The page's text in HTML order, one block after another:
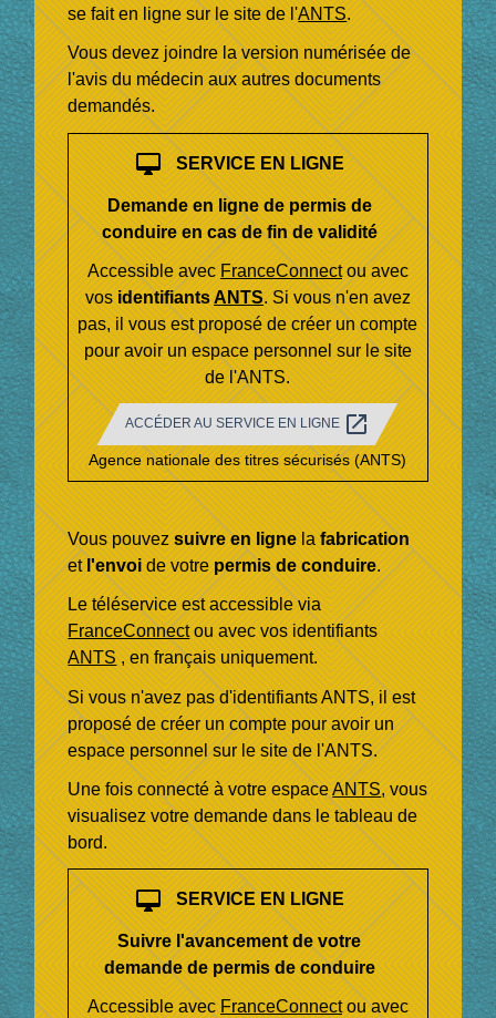
se fait en ligne sur le site de l'ANTS.
Vous devez joindre la version numérisée de
l'avis du médecin aux autres documents
demandés.
desktop_mac SERVICE EN LIGNE
Demande en ligne de permis de
conduire en cas de fin de validité
Accessible avecFranceConnectou avec
vosidentifiantsANTS. Si vous n'en avez
pas, il vous est proposé de créer un compte
pour avoir un espace personnel sur le site
de l'ANTS.
ACCÉDER AU SERVICE EN LIGNE open_in_new
Agence nationale des titres sécurisés (ANTS)
Vous pouvezsuivre en lignelafabrication
etl'envoide votrepermis de conduire.
Le téléservice est accessible via
FranceConnectou avec vos identifiants
ANTS, en français uniquement.
Si vous n'avez pas d'identifiants ANTS, il est
proposé de créer un compte pour avoir un
espace personnel sur le site de l'ANTS.
Une fois connecté à votre espaceANTS, vous
visualisez votre demande dans le tableau de
bord.
desktop_mac SERVICE EN LIGNE
Suivre l'avancement de votre
demande de permis de conduire
Accessible avecFranceConnectou avec